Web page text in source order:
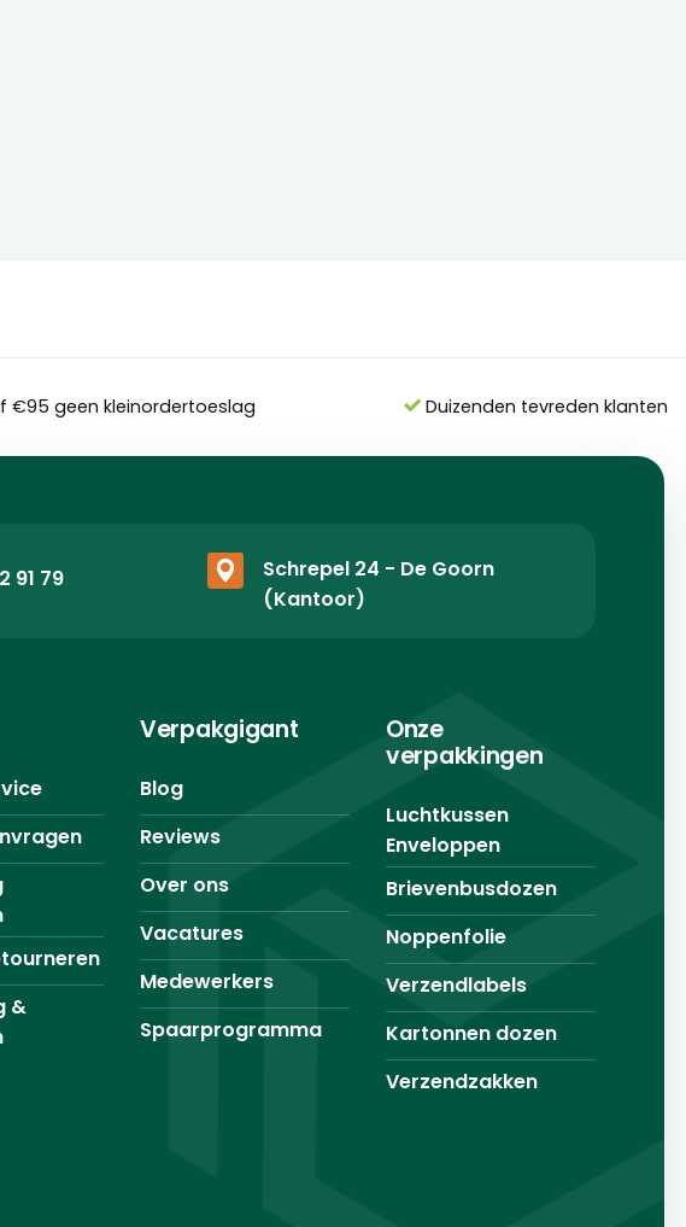
€95 geen kleinordertoeslag Duizenden tevreden klanten
91 79
Schrepel 24 - De Goorn
(Kantoor)
&
Verpakgigant
Blog
Reviews
Over ons
Vacatures
Medewerkers
Spaarprogramma
Onze
verpakkingen
Luchtkussen
Enveloppen
Brievenbusdozen
Noppenfolie
Verzendlabels
Kartonnen dozen
Verzendzakken